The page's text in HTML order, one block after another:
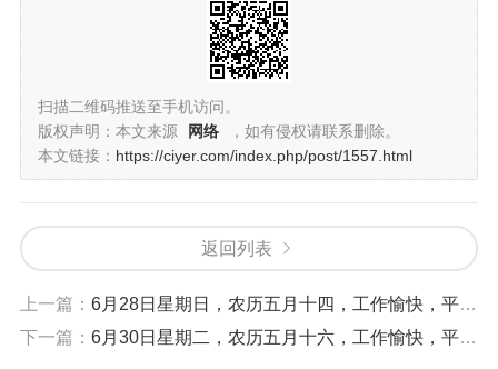
出处：清·霁园主人《夜谭随录·崔秀才》：“往日良朋密
友，有求必应。”
每日一语
—— 民谚
扫描二维码推送至手机访问。
版权声明：本文来源
网络
，如有侵权请联系删除。
本文链接： https://ciyer.com/index.php/post/1557.html
返回列表
上一篇： 6月28日星期日，农历五月十四，工作愉快，平安喜乐
下一篇： 6月30日星期二，农历五月十六，工作愉快，平安喜乐